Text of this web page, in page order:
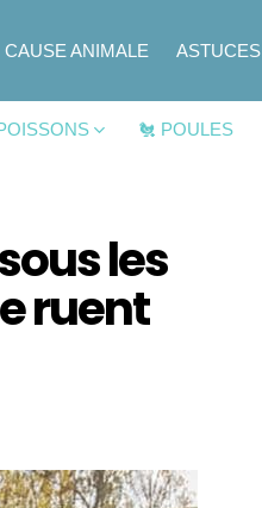
CAUSE ANIMALE ASTUCES
🐔 POULES
les
ruent